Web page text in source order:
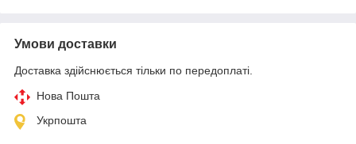
Умови доставки
Доставка здійснюється тільки по передоплаті.
Нова Пошта
Укрпошта